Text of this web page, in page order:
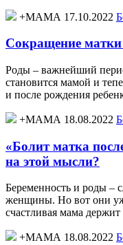
+МАМА 17.10.2022
Сокращение матки
Роды – важнейший
становится мамой и
и после рождения
+МАМА 18.08.2022
«Болит матка
на этой мысли?
Беременность и роды –
женщины. Но вот они
счастливая мама
+МАМА 18.08.2022